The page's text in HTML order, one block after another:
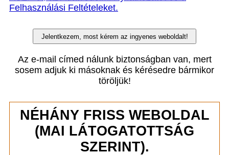
Felhasználási Feltételeket.
Az e-mail címed nálunk biztonságban van, mert
sosem adjuk ki másoknak és kérésedre bármikor
töröljük!
NÉHÁNY FRISS WEBOLDAL
(MAI LÁTOGATOTTSÁG
SZERINT).